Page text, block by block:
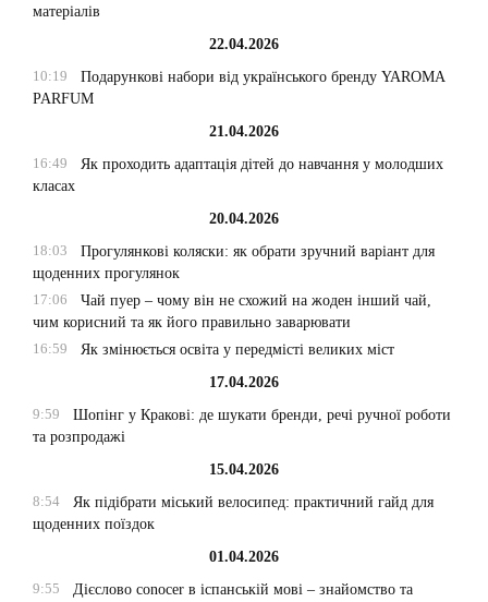
матеріалів
22.04.2026
10:19
Подарункові набори від українського бренду YAROMA
PARFUM
21.04.2026
16:49
Як проходить адаптація дітей до навчання у молодших
класах
20.04.2026
18:03
Прогулянкові коляски: як обрати зручний варіант для
щоденних прогулянок
17:06
Чай пуер – чому він не схожий на жоден інший чай,
чим корисний та як його правильно заварювати
16:59
Як змінюється освіта у передмісті великих міст
17.04.2026
9:59
Шопінг у Кракові: де шукати бренди, речі ручної роботи
та розпродажі
15.04.2026
8:54
Як підібрати міський велосипед: практичний гайд для
щоденних поїздок
01.04.2026
9:55
Дієслово conocer в іспанській мові – знайомство та